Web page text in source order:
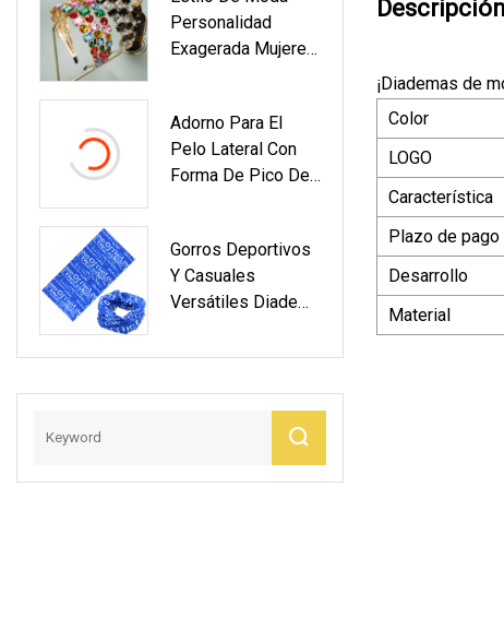
Cangrejo De Gran
Tamaño Para Mujer
Súper Fuertes
Personalidad
Exagerada Mujeres
Adorno Para El
Pelo Lateral Con
Forma De Pico De
Estrella De Mar De
Hoja De Metal
Gorros Deportivos
Y Casuales
Versátiles Diadema
¡Diademas de
Color
LOGO
Característica
Plazo de pago
Desarrollo
Material